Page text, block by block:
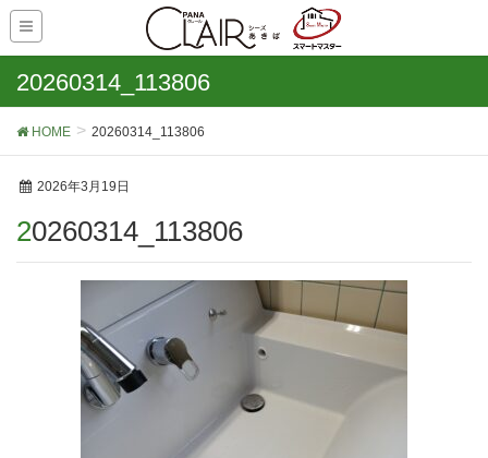
20260314_113806
HOME 20260314_113806
2026年3月19日
20260314_113806